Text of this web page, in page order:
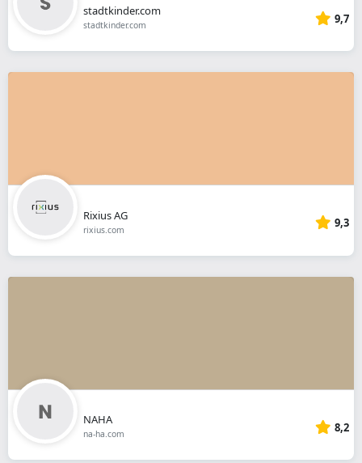
stadtkinder.com
stadtkinder.com 9,7
Rixius AG
rixius.com 9,3
NAHA
na-ha.com 8,2